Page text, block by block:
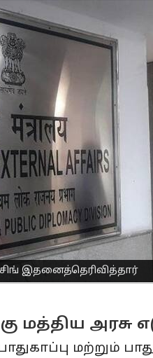
இதனைத்தெரிவித்தார்
86இந்தியர்கள்
தெரிவித்தார்.
பட்டுள்ளனர்
தரவுகளையும்
செய்யப்பட்ட
மற்றும்
மத்திய அரசு
மற்றும்